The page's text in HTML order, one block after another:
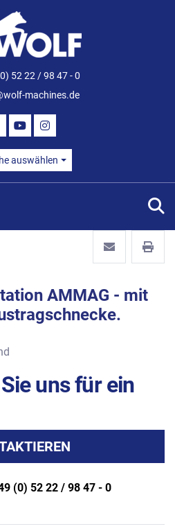
52 22 / 98 47 - 0
machines.de
YOUTUBEINSTAGRAM
auswählen
AMMAG - mit
uns für ein
(0) 52 22 / 98 47 - 0